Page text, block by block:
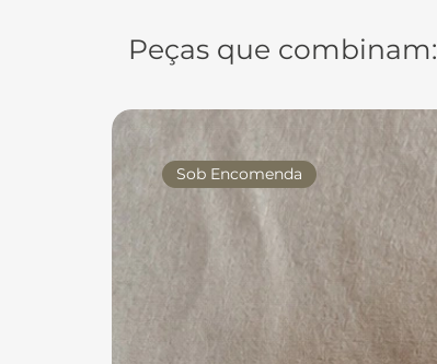
Peças que combinam:
Sob Encomenda